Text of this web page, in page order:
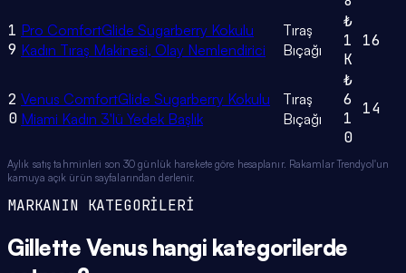
1
9
Pro ComfortGlide Sugarberry Kokulu
Kadın Tıraş Makinesi, Olay Nemlendirici
Tıraş
Bıçağı
₺
1
K
16
2
0
Venus ComfortGlide Sugarberry Kokulu
Miami Kadın 3'lü Yedek Başlık
Tıraş
Bıçağı
₺
6
1
0
14
Aylık satış tahminleri son 30 günlük harekete göre hesaplanır. Rakamlar Trendyol'un
kamuya açık ürün sayfalarından derlenir.
MARKANIN KATEGORİLERİ
Gillette Venushangi kategorilerde